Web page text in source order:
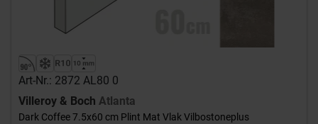
Art-Nr.: 2872 AL80 0
Villeroy & Boch Atlanta
Dark Coffee 7.5x60 cm Plint Mat Vlak Vilbostoneplus